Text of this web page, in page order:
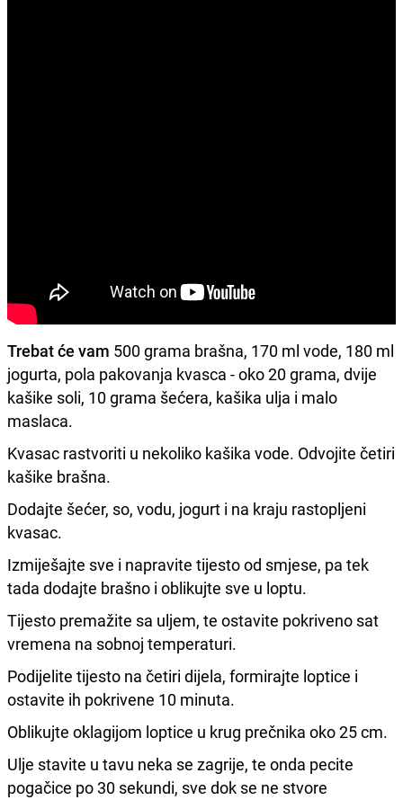
Trebat će vam 500 grama brašna, 170 ml vode, 180 ml
jogurta, pola pakovanja kvasca - oko 20 grama, dvije
kašike soli, 10 grama šećera, kašika ulja i malo
maslaca.
Kvasac rastvoriti u nekoliko kašika vode. Odvojite četiri
kašike brašna.
Dodajte šećer, so, vodu, jogurt i na kraju rastopljeni
kvasac.
Izmiješajte sve i napravite tijesto od smjese, pa tek
tada dodajte brašno i oblikujte sve u loptu.
Tijesto premažite sa uljem, te ostavite pokriveno sat
vremena na sobnoj temperaturi.
Podijelite tijesto na četiri dijela, formirajte loptice i
ostavite ih pokrivene 10 minuta.
Oblikujte oklagijom loptice u krug prečnika oko 25 cm.
Ulje stavite u tavu neka se zagrije, te onda pecite
pogačice po 30 sekundi, sve dok se ne stvore